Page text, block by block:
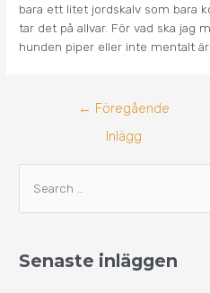
bara ett litet jordskalv som bara
tar det på allvar. För vad ska jag
hunden piper eller inte mentalt
← Föregående
Inlägg
ö
e
Senaste inläggen
v